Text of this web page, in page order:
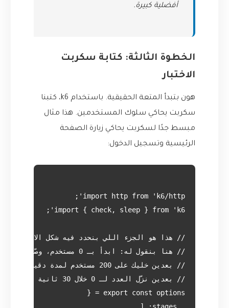
أفضلية كبيرة.
الخطوة الثالثة: كتابة سكربت
الاختبار
هون بتبدأ المتعة الحقيقية. باستخدام k6، كتبنا
سكربت يحاكي سلوك المستخدمين. هذا مثال
مبسط جدًا لسكربت يحاكي زيارة الصفحة
الرئيسية وتسجيل الدخول: